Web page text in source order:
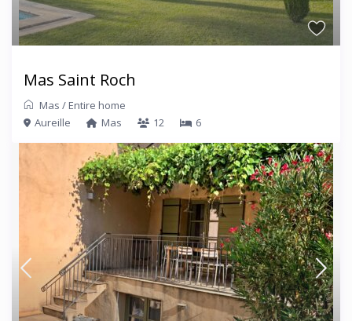
Mas Saint Roch
Mas / Entire home
Aureille
Mas 12 6